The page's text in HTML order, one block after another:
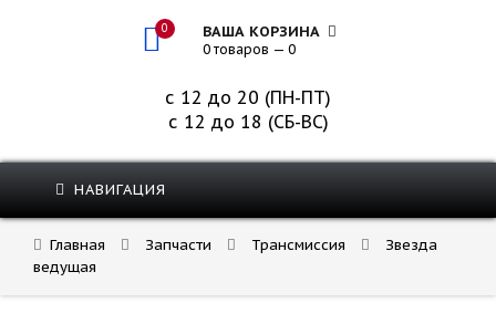
0 ВАША КОРЗИНА
0 товаров — 0
с 12 до 20 (ПН-ПТ)
с 12 до 18 (СБ-ВС)
НАВИГАЦИЯ
Главная Запчасти Трансмиссия
Звезда
ведущая